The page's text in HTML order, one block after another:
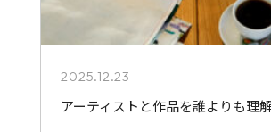
2025.12.23
アーティストと作品を誰よりも理